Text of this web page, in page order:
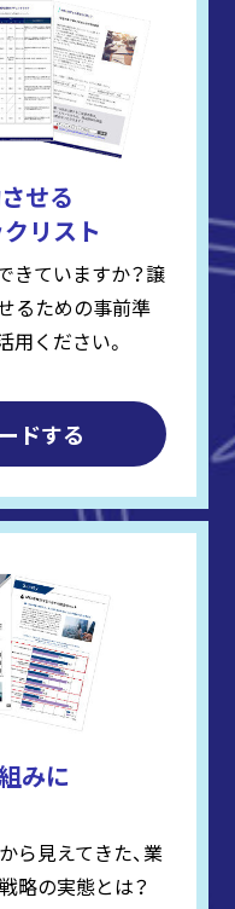
せる
リスト
きていますか？譲
るための事前準
ください。
ドする
みに
ら見えてきた、業
略の実態とは？